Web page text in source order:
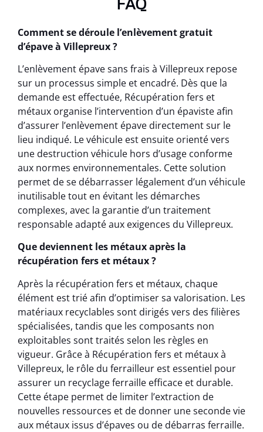
Comment se déroule l’enlèvement gratuit
d’épave à Villepreux ?
L’enlèvement épave sans frais à Villepreux repose
sur un processus simple et encadré. Dès que la
demande est effectuée, Récupération fers et
métaux organise l’intervention d’un épaviste afin
d’assurer l’enlèvement épave directement sur le
lieu indiqué. Le véhicule est ensuite orienté vers
une destruction véhicule hors d’usage conforme
aux normes environnementales. Cette solution
permet de se débarrasser légalement d’un véhicule
inutilisable tout en évitant les démarches
complexes, avec la garantie d’un traitement
responsable adapté aux exigences du Villepreux.
Que deviennent les métaux après la
récupération fers et métaux ?
Après la récupération fers et métaux, chaque
élément est trié afin d’optimiser sa valorisation. Les
matériaux recyclables sont dirigés vers des filières
spécialisées, tandis que les composants non
exploitables sont traités selon les règles en
vigueur. Grâce à Récupération fers et métaux à
Villepreux, le rôle du ferrailleur est essentiel pour
assurer un recyclage ferraille efficace et durable.
Cette étape permet de limiter l’extraction de
nouvelles ressources et de donner une seconde vie
aux métaux issus d’épaves ou de débarras ferraille.